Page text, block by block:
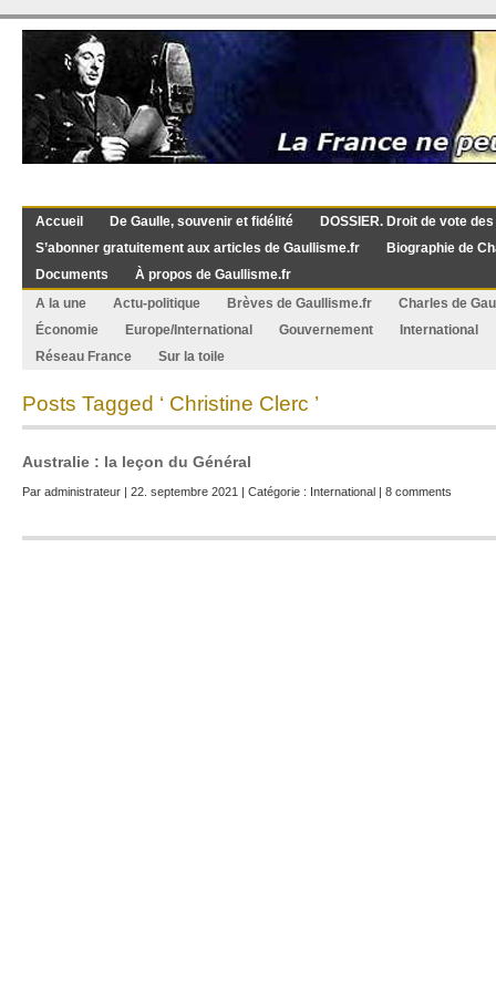
Accueil De Gaulle, souvenir et fidélité
DOSSIER. Droit de vote
S’abonner gratuitement aux articles de Gaullisme.fr
Biographie de
Documents
À propos de Gaullisme.fr
A la une
Actu-politique Brèves de Gaullisme.fr
Charles de
Économie
Europe/International Gouvernement
International
Réseau France
Sur la toile
Posts Tagged ‘ Christine Clerc ’
Australie : la leçon du Général
Par administrateur | 22. septembre 2021 | Catégorie : International | 8 comments